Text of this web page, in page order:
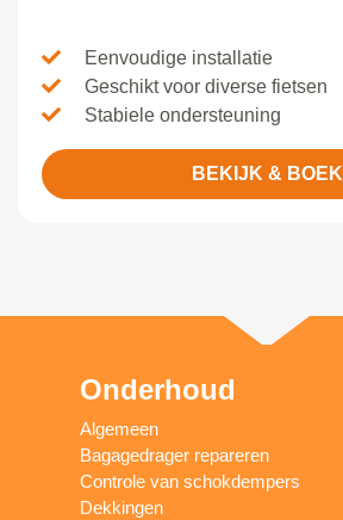
Eenvoudige installatie
Geschikt voor diverse fietsen
Stabiele ondersteuning
BEKIJK & BOEK
Onderhoud
Algemeen
Bagagedrager repareren
Controle van schokdempers
Dekkingen